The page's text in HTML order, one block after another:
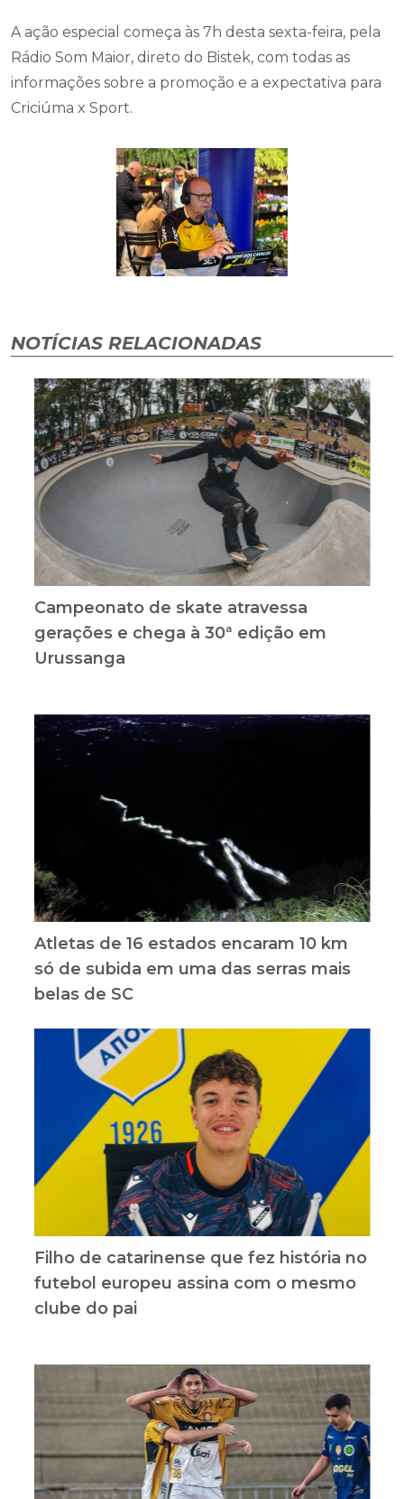
A ação especial começa às 7h desta sexta-feira, pela
Rádio Som Maior, direto do Bistek, com todas as
informações sobre a promoção e a expectativa para
Criciúma x Sport.
NOTÍCIAS RELACIONADAS
Campeonato de skate atravessa
gerações e chega à 30ª edição em
Urussanga
Atletas de 16 estados encaram 10 km
só de subida em uma das serras mais
belas de SC
Filho de catarinense que fez história no
futebol europeu assina com o mesmo
clube do pai